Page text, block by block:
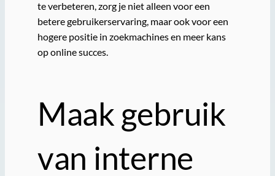
te verbeteren, zorg je niet alleen voor een
betere gebruikerservaring, maar ook voor een
hogere positie in zoekmachines en meer kans
op online succes.
Maak gebruik
van interne